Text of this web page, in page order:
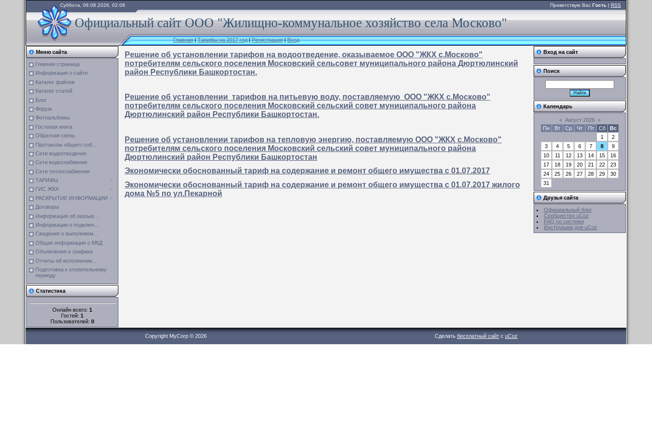
Суббота, 08.08.2026, 02:09 Приветствую Вас Гость | RSS
Официальный сайт ООО "Жилищно-коммунальное хозяйство села Москово"
Главная|Тарифы на 2017 год|Регистрация|Вход
Меню сайта
Главная страница
Информация о сайте
Каталог файлов
Каталог статей
Блог
Форум
Фотоальбомы
Гостевая книга
Обратная связь
Протоколы общего соб...
Сети водоотведение
Сети водоснабжение
Сети теплоснабжения
ТАРИФЫ
ГИС ЖКХ
РАСКРЫТИЕ ИНФОРМАЦИИ
Договоры
Информация об оказыв...
Информации о подключ...
Сведения о выполняем...
Общая информация о МКД
Объявления и графики
Отчеты об исполнении...
Подготовка к отопительному
периоду
Статистика
Онлайн всего: 1
Гостей: 1
Пользователей: 0
Решение об установлении тарифов на водоотведение, оказываемое ООО "ЖКХ с.Москово"
потребителям сельского поселения Московский сельсовет муниципального района Дюртюлинский
район Республики Башкортостан.
Решение об установлении тарифов на питьевую воду, поставляемую ООО "ЖКХ с.Москово"
потребителям сельского поселения Московский сельский совет муниципального района
Дюртюлинский район Республики Башкортостан.
Решение об установлении тарифов на тепловую энергию, поставляемую ООО "ЖКХ с.Москово"
потребителям сельского поселения Московский сельский совет муниципального района
Дюртюлинский район Республики Башкортостан
Экономически обоснованный тариф на содержание и ремонт общего имущества с 01.07.2017
Экономически обоснованный тариф на содержание и ремонт общего имущества с 01.07.2017 жилого
дома №5 по ул.Пекарной
Вход на сайт
Поиск
Календарь
« Август 2026 »
Пн
Вт Ср Чт Пт Сб
Вс
1
2
3
4 5 6 7 8
9
10
11 12 13 14 15
16
17
18 19 20 21 22
23
24
25 26 27 28 29
30
31
Друзья сайта
Официальный блог
Сообщество uCoz
FAQ по системе
Инструкции для uCoz
Copyright MyCorp © 2026 Сделать бесплатный сайт с uCoz